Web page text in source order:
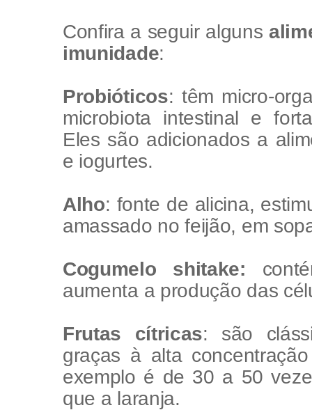
Confira a seguir alguns
imunidade:
Probióticos: têm micro-
microbiota intestinal e
Eles são adicionados a
e iogurtes.
Alho: fonte de alicina,
amassado no feijão, em
Cogumelo shitake:
aumenta a produção das
Frutas cítricas: são
graças à alta
exemplo é de 30 a 50
que a laranja.